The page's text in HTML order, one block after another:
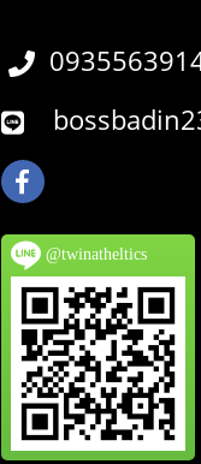
@twinatheltics